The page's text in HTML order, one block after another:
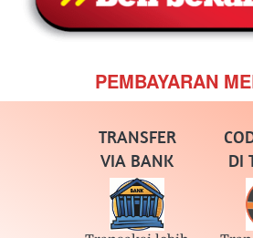
PEMBAYARAN
TRANSFER
VIA BANK
DI